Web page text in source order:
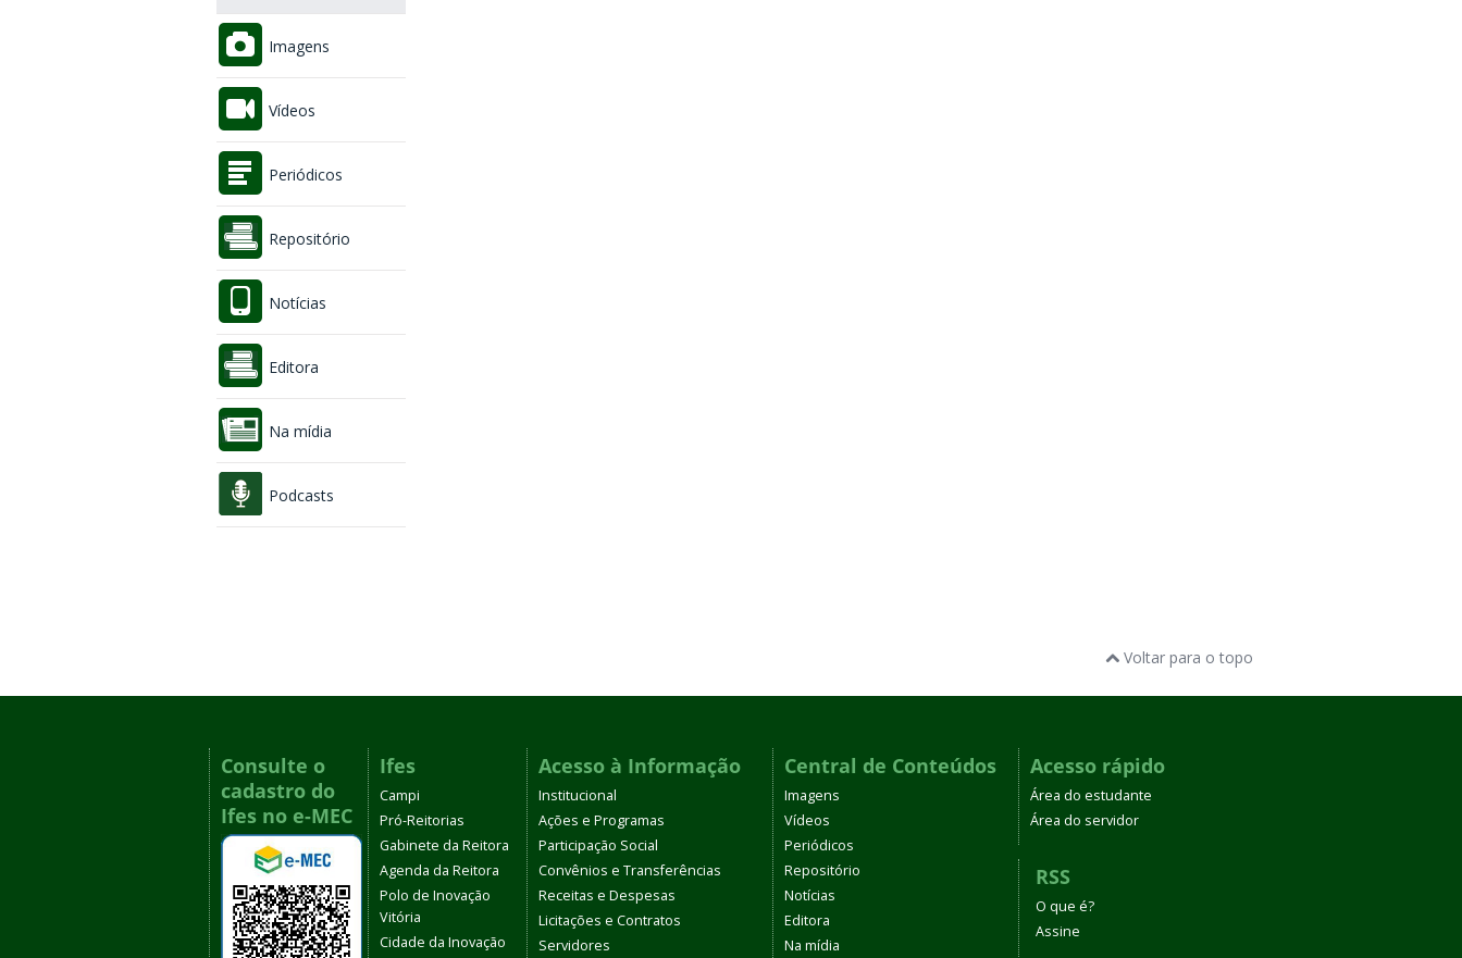
Imagens
Vídeos
Periódicos
Repositório
Notícias
Editora
Na mídia
Podcasts
Voltar para o topo
Consulte o
cadastro do
Ifes no e-MEC
Ifes
Campi
Pró-Reitorias
Gabinete da Reitora
Agenda da Reitora
Polo de Inovação
Vitória
Cidade da Inovação
Acesso à Informação
Institucional
Ações e Programas
Participação Social
Convênios e Transferências
Receitas e Despesas
Licitações e Contratos
Servidores
Central de Conteúdos
Imagens
Vídeos
Periódicos
Repositório
Notícias
Editora
Na mídia
Acesso rápido
Área do estudante
Área do servidor
RSS
O que é?
Assine